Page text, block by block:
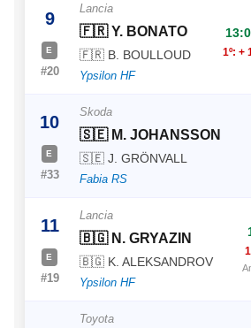
9
E
#20
Lancia
🇫🇷 Y. BONATO
🇫🇷 B. BOULLOUD
Ypsilon HF
1º: +
10
E
#33
Skoda
🇸🇪 M. JOHANSSON
🇸🇪 J. GRÖNVALL
Fabia RS
11
E
#19
Lancia
🇧🇬 N. GRYAZIN
🇧🇬 K. ALEKSANDROV
Ypsilon HF
Toyota